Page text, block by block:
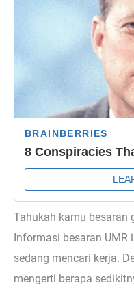
Tahukah kamu besaran
Informasi besaran UMR
sedang mencari kerja.
mengerti berapa